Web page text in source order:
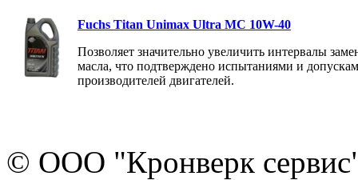
Fuchs Titan Unimax Ultra MC 10W-40
Позволяет значительно увеличить интервалы
масла, что подтверждено испытаниями и
производителей двигателей.
© ООО "Кронверк